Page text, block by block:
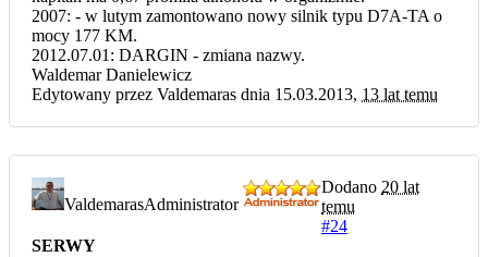
2007: - w lutym zamontowano nowy silnik typu D7A-TA o
mocy 177 KM.
2012.07.01: DARGIN - zmiana nazwy.
Waldemar Danielewicz
Edytowany przez Valdemaras dnia 15.03.2013, 13 lat temu
ValdemarasAdministrator
Dodano 20 lat
temu
#24
SERWY